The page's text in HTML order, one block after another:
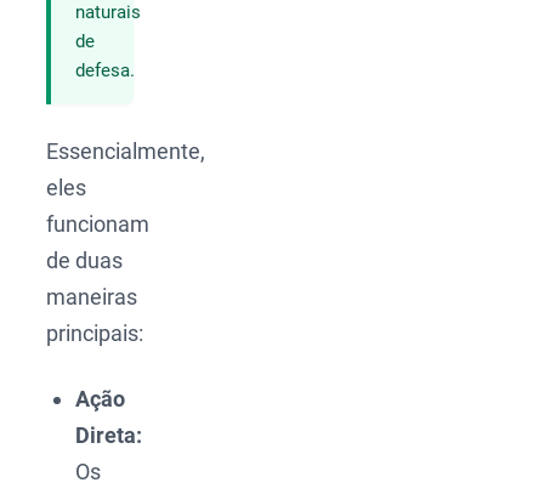
naturais
de
defesa.
Essencialmente,
eles
funcionam
de duas
maneiras
principais:
Ação
Direta:
Os